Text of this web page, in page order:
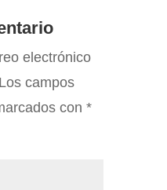
electrónico
Los campos
con *